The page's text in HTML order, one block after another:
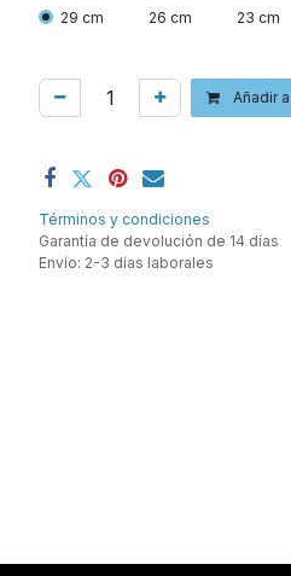
29 cm 26 cm 23 cm
Añadir
Términos y condiciones
Garantía de devolución de 14 días
Envío: 2-3 días laborales